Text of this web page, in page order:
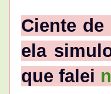
Ciente
ela
que falei